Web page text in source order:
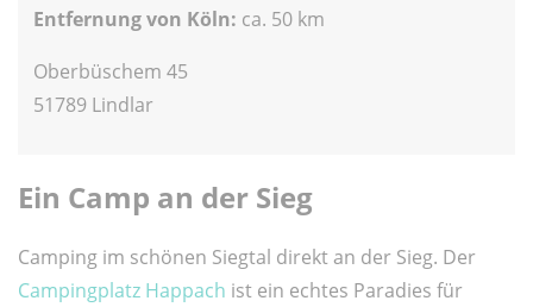
Entfernung von Köln: ca. 50 km
Oberbüschem 45
51789 Lindlar
Ein Camp an der Sieg
Camping im schönen Siegtal direkt an der Sieg. Der
Campingplatz Happach ist ein echtes Paradies für